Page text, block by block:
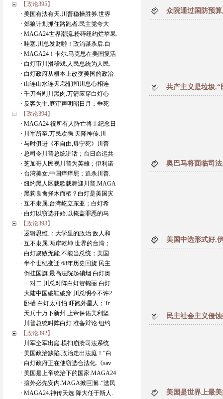
【政论395】
· 美国有法有天.川普稳操胜券.世界
· 郊狼计划抓住路跑者.民主党夸大
· MAGA24世界潮流.粉碎纽约烂苹果.
· 哇塞.川总发财啦！政治谋杀后.白
· MAGA24！卡尔.马克思在美国复活
· 白灯审川滑稽戏.人民总统为人民.
· 白灯政府从根本上改变美国的政治
· 山连山水连天.我们和川总心相连
· 千刀当剐川黑肉.万箭应穿白灯心
· 反客为主.庭审声明昭日月；垂死
【政论394】
· MAGA24 祝所有人阵亡将士纪念日
· 川军所至.万民欢腾.天降神传.川
· 与时俱进《不自由,毋宁死》川普
· 总司令川普总统讲话；台日命运共
· 芝加哥人民视川普为英雄；伊利诺
· 台湾美女.中国痒痒屁；追杀川普.
· 纽约黑人区载歌载舞迎川普.MAGA
· 黑莉良禽择木而栖？白灯是美国灾
· 互不隶属.台湾屹立东亚；白灯希
· 白灯以窃选开始.以掩盖罪恶的马
【政论393】
· 逻辑思维.：大学里的政治.敌人和
· 互不隶属.两岸乾坤.世界的台湾；
· 白灯腐败无能.不能当总统；美国
· 半个世纪变迁.68年历史回旋.民主
· 倒挂国旗.最高法院起硝烟.白灯奥
· 一对二.川总对阵白灯贺锦丽.白灯
· 大陆中国破鞋破穿.川总明令不许2
· 卧槽.白灯太可怕.吓跑外星人；Tr
· 天兵十万下新州.上帝保佑美利坚.
· 川普总统叫阵白灯.准备辩论.纽约
【政论392】
· 川军全军出庭.横扫崩溃司法系统.
· 美国政治缺陷.政治走出法庭！“白
· 白灯政府正在使窃选合法化.《sav
· 美国是上帝统治下的国家.MAGA24
· 攘外必先安内.MAGA掀巨澜..“选民
· MAGA24.神传天选.降大任于斯人.
众院通过国防预
共产主义是垃圾
奥巴马将面临司
美国中选形式好.
民主社会主义侵
美国是世界上最